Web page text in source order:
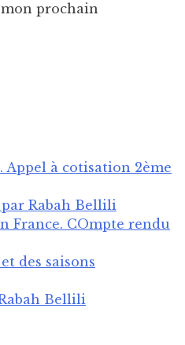
prochain
Appel à cotisation 2ème
Rabah Bellili
France. COmpte rendu
des saisons
Bellili